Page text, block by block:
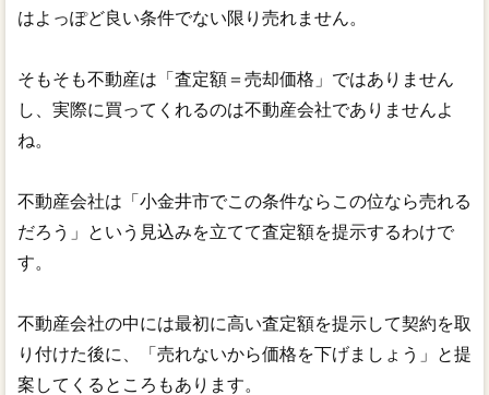
はよっぽど良い条件でない限り売れません。
そもそも不動産は「査定額＝売却価格」ではありません
し、実際に買ってくれるのは不動産会社でありませんよ
ね。
不動産会社は「小金井市でこの条件ならこの位なら売れる
だろう」という見込みを立てて査定額を提示するわけで
す。
不動産会社の中には最初に高い査定額を提示して契約を取
り付けた後に、「売れないから価格を下げましょう」と提
案してくるところもあります。